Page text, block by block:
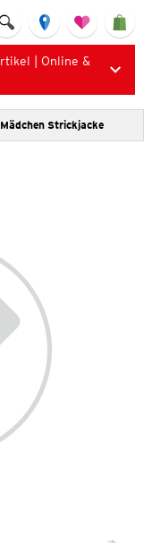
| Online &
Mädchen Strickjacke